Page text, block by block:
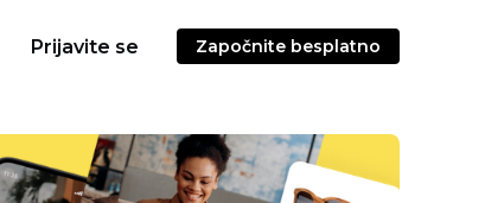
Prijavite se Započnite besplatno